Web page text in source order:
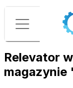
Menu
Relevator